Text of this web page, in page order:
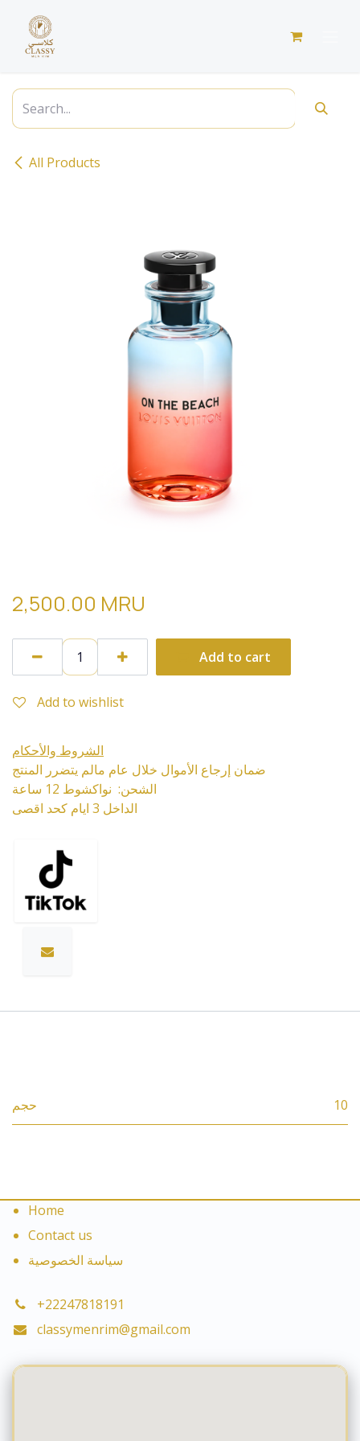
All Products
2,500.00 MRU
Add to cart
Add to wishlist
الشروط والأحكام
ضمان إرجاع الأموال خلال عام مالم يتضرر المنتج
الشحن: نواكشوط 12 ساعة
الداخل 3 ايام كحد اقصى
حجم 10
Home
Contact us
سياسة الخصوصية
+22247818191
classymenrim@gmail.com